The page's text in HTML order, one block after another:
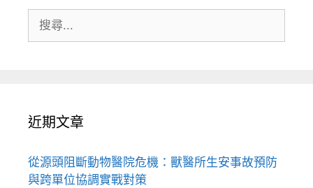
尋:
近期文章
從源頭阻斷動物醫院危機：獸醫所生安事故預防
與跨單位協調實戰對策